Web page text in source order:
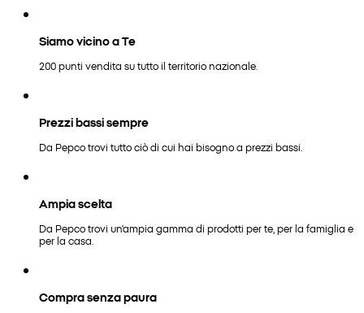
Siamo vicino a Te
200 punti vendita su tutto il territorio nazionale.
Prezzi bassi sempre
Da Pepco trovi tutto ciò di cui hai bisogno a prezzi bassi.
Ampia scelta
Da Pepco trovi un'ampia gamma di prodotti per te, per la famiglia e
per la casa.
Compra senza paura